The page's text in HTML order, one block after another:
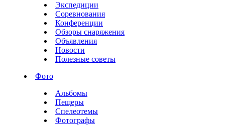
Экспедиции
Соревнования
Конференции
Обзоры снаряжения
Объявления
Новости
Полезные советы
Фото
Альбомы
Пещеры
Спелеотемы
Фотографы